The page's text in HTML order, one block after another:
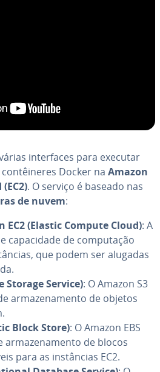
in­ter­fa­ces para executar
Docker na Amazon
. O serviço é baseado nas
de nuvem:
EC2 (Elastic Compute Cloud): A
ca­pa­ci­dade de com­pu­ta­ção
que podem ser alugadas
Storage Service): O Amazon S3
ar­ma­ze­na­mento de objetos
Block Store): O Amazon EBS
ar­ma­ze­na­mento de blocos
para as ins­tân­cias EC2.